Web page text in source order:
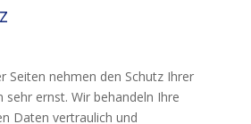
Seiten nehmen den Schutz Ihrer
sehr ernst. Wir behandeln Ihre
Daten vertraulich und